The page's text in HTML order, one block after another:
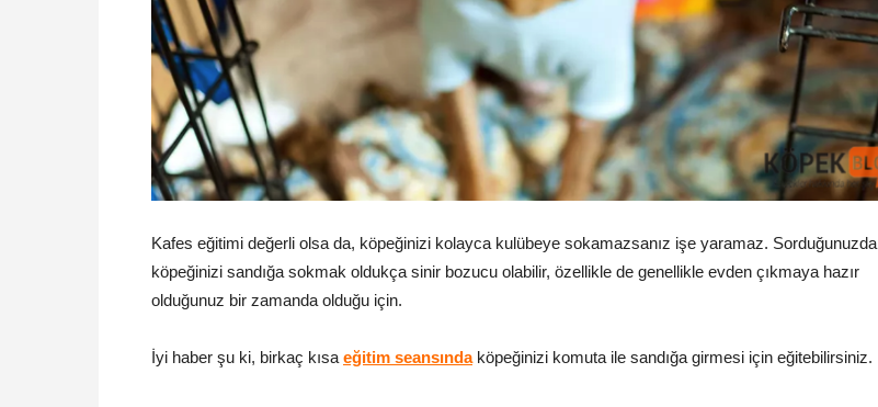
Kafes eğitimi değerli olsa da, köpeğinizi kolayca kulübeye sokamazsanız işe yaramaz. Sorduğunuzda
köpeğinizi sandığa sokmak oldukça sinir bozucu olabilir, özellikle de genellikle evden çıkmaya hazır
olduğunuz bir zamanda olduğu için.
İyi haber şu ki, birkaç kısa eğitim seansındaköpeğinizi komuta ile sandığa girmesi için eğitebilirsiniz.